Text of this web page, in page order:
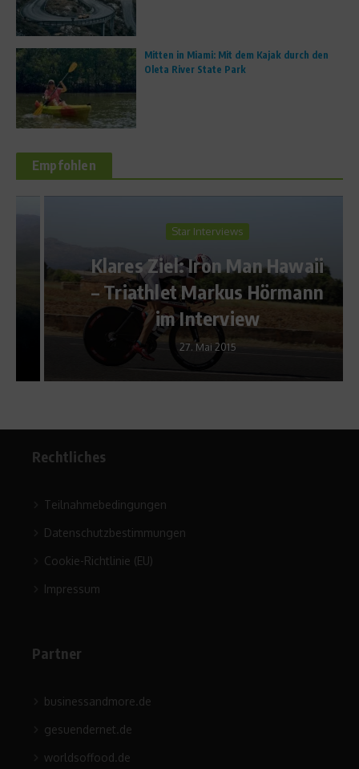
Mitten in Miami: Mit dem Kajak durch den
Oleta River State Park
Empfohlen
Star Interviews
Klares Ziel: Iron Man Hawaii
– Triathlet Markus Hörmann
im Interview
27. Mai 2015
Rechtliches
Teilnahmebedingungen
Datenschutzbestimmungen
Cookie-Richtlinie (EU)
Impressum
Partner
businessandmore.de
gesuendernet.de
worldsoffood.de